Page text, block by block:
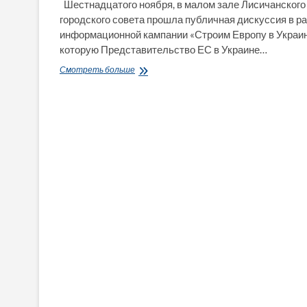
Шестнадцатого ноября, в малом зале Лисичанского
городского совета прошла публичная дискуссия в
информационной кампании «Строим Европу в
которую Представительство ЕС в Украине…
Смотреть больше«У